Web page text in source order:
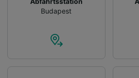
Budapest